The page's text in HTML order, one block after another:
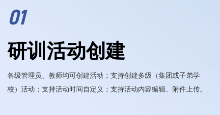
01
研训活动创建
各级管理员、教师均可创建活动；支持创建多级（集团或子弟学
校）活动；支持活动时间自定义；支持活动内容编辑、附件上传。